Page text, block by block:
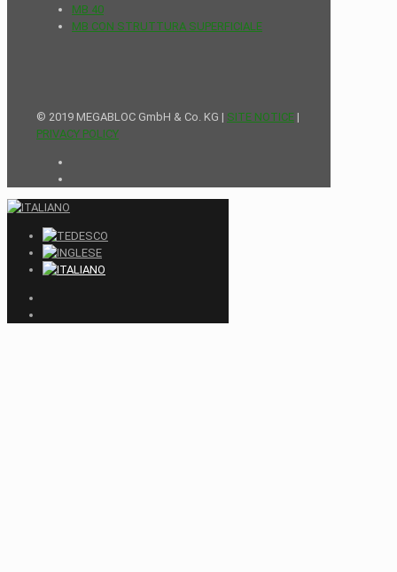
MB 40
MB CON STRUTTURA SUPERFICIALE
© 2019 MEGABLOC GmbH & Co. KG | SITE NOTICE |
PRIVACY POLICY